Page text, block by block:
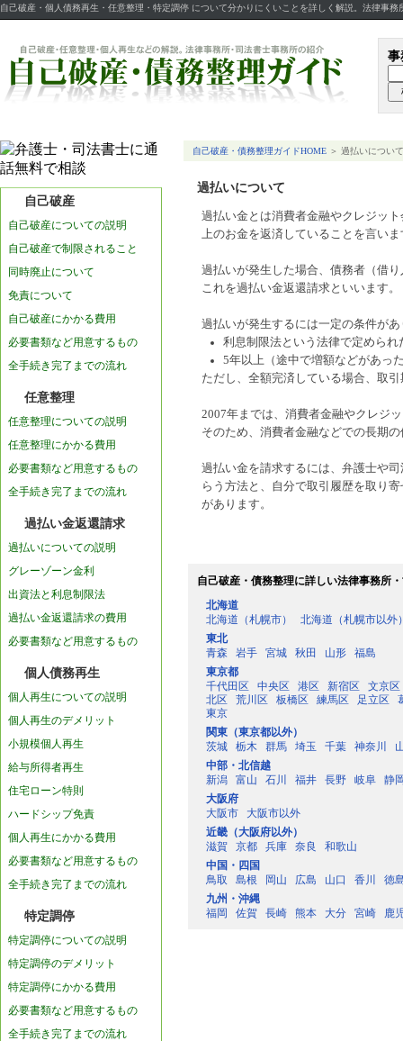
自己破産・個人債務再生・任意整理・特定調停 について分かりにくいことを詳しく解説。法律事務
事
自己破産
自己破産についての説明
自己破産で制限されること
同時廃止について
免責について
自己破産にかかる費用
必要書類など用意するもの
全手続き完了までの流れ
任意整理
任意整理についての説明
任意整理にかかる費用
必要書類など用意するもの
全手続き完了までの流れ
過払い金返還請求
過払いについての説明
グレーゾーン金利
出資法と利息制限法
過払い金返還請求の費用
必要書類など用意するもの
個人債務再生
個人再生についての説明
個人再生のデメリット
小規模個人再生
給与所得者再生
住宅ローン特則
ハードシップ免責
個人再生にかかる費用
必要書類など用意するもの
全手続き完了までの流れ
特定調停
特定調停についての説明
特定調停のデメリット
特定調停にかかる費用
必要書類など用意するもの
全手続き完了までの流れ
自己破産・債務整理ガイドHOME ＞ 過払いについて
過払いについて
過払い金とは消費者金融やクレジッ
上のお金を返済していることを言いま
過払いが発生した場合、債務者（借
これを過払い金返還請求といいます。
過払いが発生するには一定の条件が
利息制限法という法律で定めら
5年以上（途中で増額などがあっ
ただし、全額完済している場合、取
2007年までは、消費者金融やクレジ
そのため、消費者金融などでの長期
過払い金を請求するには、弁護士や
らう方法と、自分で取引履歴を取り
があります。
自己破産・債務整理に詳しい法律事務所
北海道
北海道（札幌市）
北海道（札幌市以外
東北
青森
岩手 宮城 秋田 山形
福島
東京都
千代田区
中央区 港区 新宿区
文京区
北区
荒川区 板橋区 練馬区 足立区
東京
関東（東京都以外）
茨城
栃木 群馬 埼玉 千葉 神奈川
中部・北信越
新潟
富山 石川 福井 長野 岐阜
静
大阪府
大阪市
大阪市以外
近畿（大阪府以外）
滋賀
京都 兵庫 奈良
和歌山
中国・四国
鳥取
島根 岡山 広島 山口 香川
徳
九州・沖縄
福岡
佐賀 長崎 熊本 大分 宮崎 鹿